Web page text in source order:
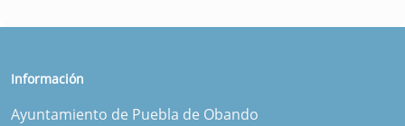
Información
Ayuntamiento de Puebla de Obando